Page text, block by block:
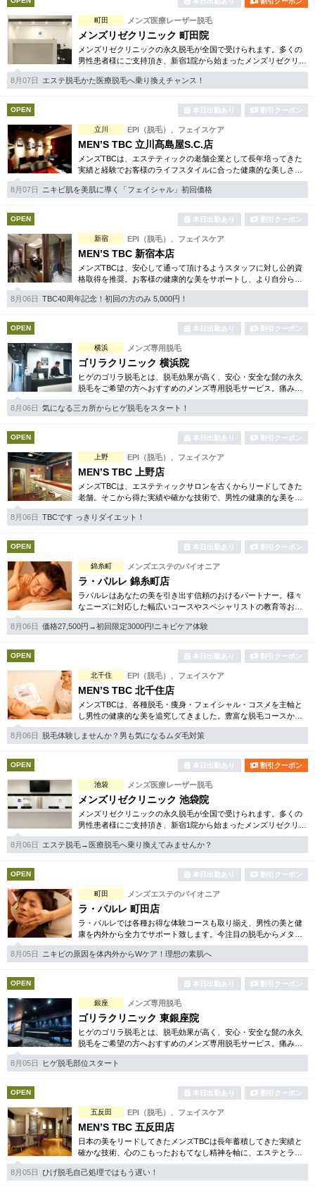
町田 メンズ医療レーザー脱毛
メンズリゼクリニック 町田院
メンズリゼクリニックの永久脱毛が全国で受けられます。多くの
男性患者様にご支持頂き、新宿1院から始まったメンズリゼクリニ
ックが、現在では提携院含め全国10院を展開するクリニックにな
りました。
8月07日 エステ脱毛かた医療脱毛へ乗り換えチャンス！
OPEN 本日出勤あり 割引クーポン
立川 EPI（脱毛）、フェイスケア
MEN’S TBC 立川髙島屋S.C.店
メンズTBCは、エステティックの老舗企業として長年培ってきた
実績と経験でお客様のライフスタイルに合った健康的な美しさを
サポート。脱毛、フェイシャル、引き締め等お得な体験コースも
数多くご用意しています。
8月07日 ニキビ肌を美肌に導く「フェイシャル」初回価格
OPEN 本日出勤あり 割引クーポン
新宿 EPI（脱毛）、フェイスケア
MEN’S TBC 新宿本店
メンズTBCは、安心して通って頂けるようスタッフに対し公的資
格取得を推奨。お客様の健康的な美をサポートし、より自分らし
く生きるお手伝いをしています。脱毛、フェイシャル等豊富でお
得な体験コースもあり。
8月06日 TBC40周年記念！初回の方のみ 5,000円！
OPEN 本日出勤あり 割引クーポン
横浜 メンズ専用脱毛
ゴリラクリニック 横浜院
ヒゲのゴリラ脱毛とは、脱毛効果が高く、安心・安全な髭の永久
脱毛をご希望の方へおすすめのメンズ専用脱毛サービス。痛みに
弱い方には医療用麻酔を3種ご用意、医療認可の脱毛機のみを使
用。スキンケアも万全です。
8月06日 気になる三カ所からヒゲ脱毛をスタート！
OPEN 本日出勤あり 割引クーポン
上野 EPI（脱毛）、フェイスケア
MEN’S TBC 上野店
メンズTBCは、エステティックサロンを古くからリードしてきた
老舗。そこから得た実績や確かな技術で、男性の健康的な美を応
援しています。今注目の脱毛、フェイシャルケア、引き締め等体
験コースも多数ご用意。
8月06日 TBCです っきりダイエット！
OPEN 本日出勤あり 割引クーポン
錦糸町 メンズエステのパイオニア
ラ・パルレ 錦糸町店
ラパルレはあなたの美を引き出す信頼のおけるパートナー。様々
なニーズに対応した幅広いコースやスペシャリストの教育等お客
様の満足を第一に考えます。ダイエット、脱毛、フェイシャル等
お得な体験コースも豊富。
8月06日 価格27,500円→初回限定3000円!ニキビケア体験
OPEN 本日出勤あり 割引クーポン
北千住 EPI（脱毛）、フェイスケア
MEN’S TBC 北千住店
メンズTBCは、各種脱毛・痩身・フェイシャル・コスメを主軸と
し男性の健康的な美を追究してきました。豊富な脱毛コースから
フェイシャル、ダイエット等幅広いメニューを取り揃えていま
す。初回割引コースも多彩。
8月06日 脱毛体験しませんか？男も気になるムダ毛対策
OPEN 本日出勤あり 割引クーポン
池袋 メンズ医療レーザー脱毛
メンズリゼクリニック 池袋院
メンズリゼクリニックの永久脱毛が全国で受けられます。多くの
男性患者様にご支持頂き、新宿1院から始まったメンズリゼクリニ
ックが、現在では提携院含め全国10院を展開するクリニックにな
りました。
8月06日 エステ脱毛→医療脱毛へ乗り換えてみませんか？
OPEN 本日出勤あり 割引クーポン
町田 メンズエステのパイオニア
ラ・パルレ 町田店
ラ・パルレでは各種お得な体験コースも取り揃え、男性の美と健
康を内外から全力でサポート致します。今注目の脱毛からメタボ
リック対策、第一印象が変わる顔筋トレーニングメニュー等豊富
なメニューが人気のひみつ。
8月05日 ニキビの原因を体内外からWケア！理想の素肌へ
OPEN 本日出勤あり 割引クーポン
銀座 メンズ専用脱毛
ゴリラクリニック 東銀座院
ヒゲのゴリラ脱毛とは、脱毛効果が高く、安心・安全な髭の永久
脱毛をご希望の方へおすすめのメンズ専用脱毛サービス。痛みに
弱い方には医療用麻酔を3種ご用意、医療認可の脱毛機のみを使
用。スキンケアも万全です。
8月05日 ヒゲ脱毛部位スタート
OPEN 本日出勤あり 割引クーポン
五反田 EPI（脱毛）、フェイスケア
MEN’S TBC 五反田店
日本の美をリードしてきたメンズTBCは長年蓄積してきた実績と
確かな技術、心のこもったおもてなし精神を軸に、エステとライ
フスタイルの観点から健康的な美しさを追究。脱毛やシェイプ等
お得な体験コースは必見。
8月05日 ひげ脱毛自己処理ではもう遅い！